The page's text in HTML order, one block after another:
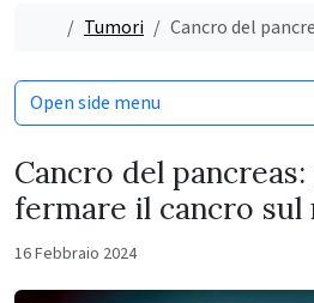
HomeTumori Cancro del
Cancro del
fermare il cancro sul
16 Febbraio 2024
Open side menu